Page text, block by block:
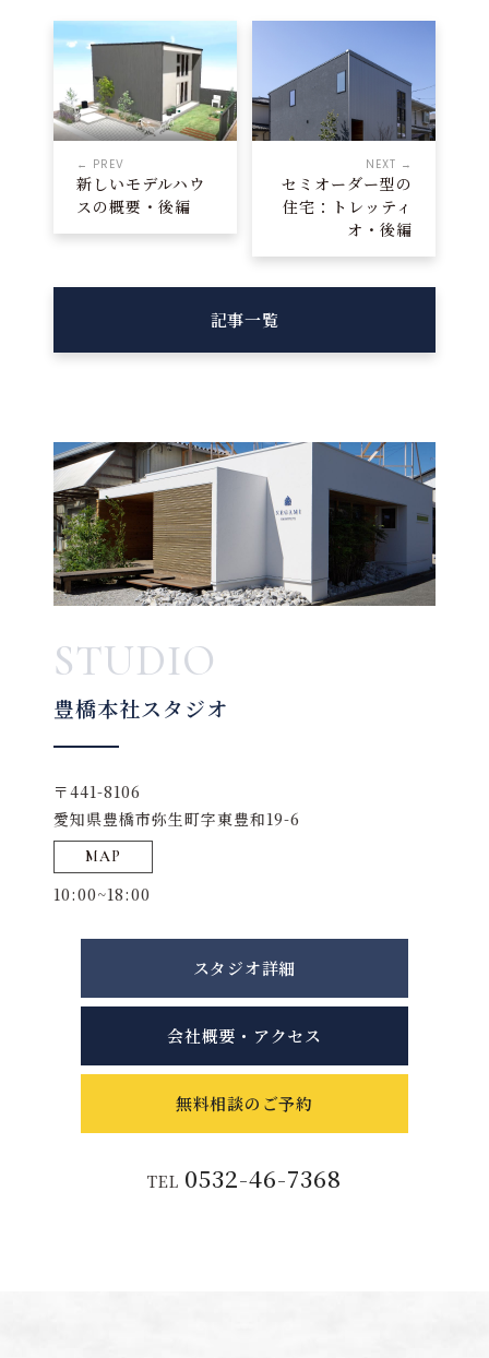
← PREV
新しいモデルハウ
スの概要・後編
NEXT →
セミオーダー型の
住宅：トレッティ
オ・後編
記事一覧
STUDIO
豊橋本社スタジオ
〒441-8106
愛知県豊橋市弥生町字東豊和19-6
MAP
10:00~18:00
スタジオ詳細
会社概要・アクセス
無料相談のご予約
TEL 0532-46-7368